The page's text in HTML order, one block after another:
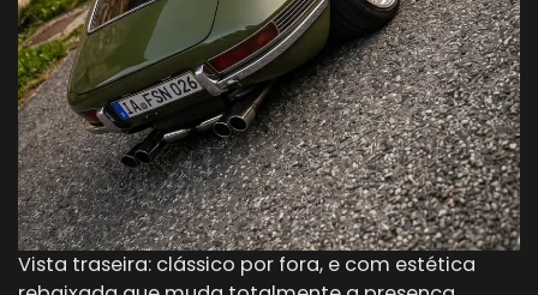
Vista traseira: clássico por fora, e com estética